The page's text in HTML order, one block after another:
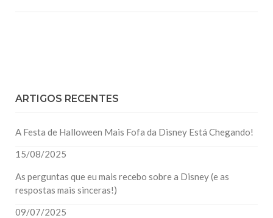
ARTIGOS RECENTES
A Festa de Halloween Mais Fofa da Disney Está Chegando!
15/08/2025
As perguntas que eu mais recebo sobre a Disney (e as
respostas mais sinceras!)
09/07/2025